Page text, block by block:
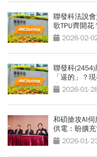
聯發科法說
歌TPU齊開
2026-02-
聯發科
「逼的」？
大關鍵
2026-01-
和碩搶攻AI
供電：盼擴
2026-01-